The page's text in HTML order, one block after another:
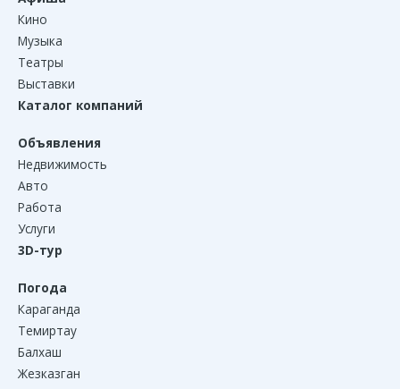
Кино
Музыка
Театры
Выставки
Каталог компаний
Объявления
Недвижимость
Авто
Работа
Услуги
3D-тур
Погода
Караганда
Темиртау
Балхаш
Жезказган